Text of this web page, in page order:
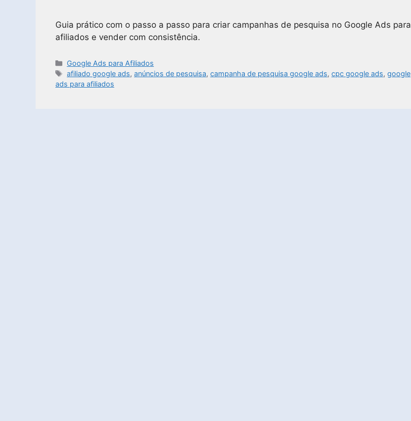
Guia prático com o passo a passo para criar campanhas de pesquisa no Google Ads para
afiliados e vender com consistência.
Google Ads para Afiliados
afiliado google ads,anúncios de pesquisa,campanha de pesquisa google ads,cpc google ads,google
ads para afiliados